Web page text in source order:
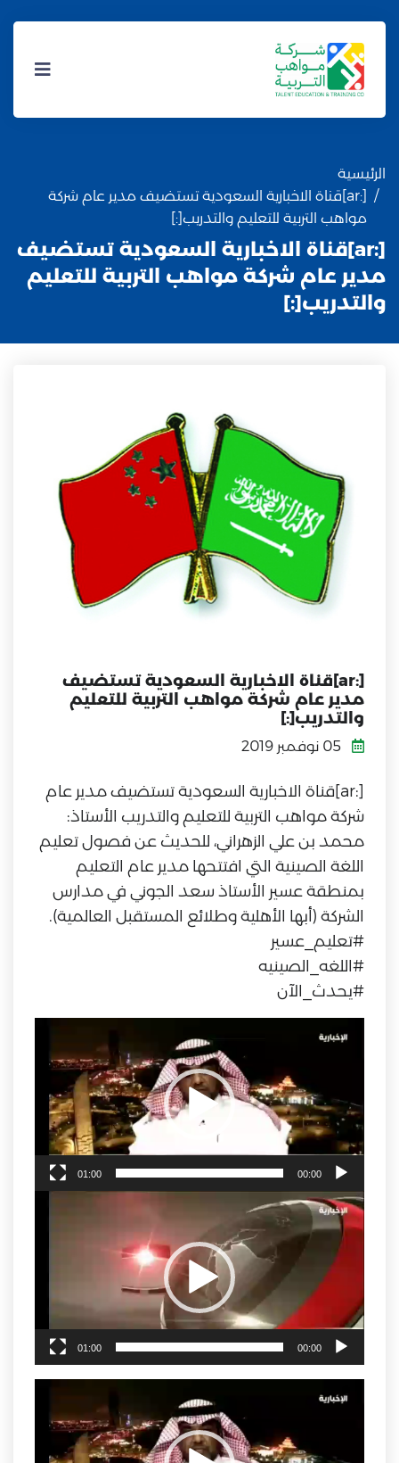
الرئيسية
[:ar]قناة الاخبارية السعودية تستضيف مدير عام شركة
مواهب التربية للتعليم والتدريب[:]
[:ar]قناة الاخبارية السعودية تستضيف
مدير عام شركة مواهب التربية للتعليم
والتدريب[:]
[:ar]قناة الاخبارية السعودية تستضيف
مدير عام شركة مواهب التربية للتعليم
والتدريب[:]
[:ar]قناة الاخبارية السعودية تستضيف مدير عام
شركة مواهب التربية للتعليم والتدريب الأستاذ:
محمد بن علي الزهراني، للحديث عن فصول تعليم
اللغة الصينية التي افتتحها مدير عام التعليم
بمنطقة عسير الأستاذ سعد الجوني في مدارس
الشركة (أبها الأهلية وطلائع المستقبل العالمية).
#تعليم_عسير
#اللغه_الصينيه
#يحدث_الآن
00:00
01:00
مشغل
الفيديو
00:00
01:00